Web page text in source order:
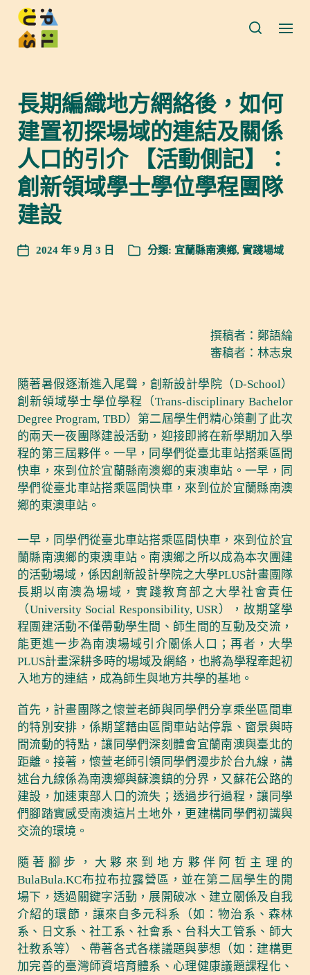
長期編織地方網絡後，如何
建置初探場域的連結及關係
人口的引介 【活動側記】：
創新領域學士學位學程團隊
建設
2024 年 9 月 3 日 分類: 宜蘭縣南澳鄉, 實踐場域
撰稿者：鄭語綸
審稿者：林志泉
隨著暑假逐漸進入尾聲，創新設計學院（D-School）
創新領域學士學位學程（Trans-disciplinary Bachelor
Degree Program, TBD）第二屆學生們精心策劃了此次
的兩天一夜團隊建設活動，迎接即將在新學期加入學
程的第三屆夥伴。一早，同學們從臺北車站搭乘區間
快車，來到位於宜蘭縣南澳鄉的東澳車站。一早，同
學們從臺北車站搭乘區間快車，來到位於宜蘭縣南澳
鄉的東澳車站。
一早，同學們從臺北車站搭乘區間快車，來到位於宜
蘭縣南澳鄉的東澳車站。南澳鄉之所以成為本次團建
的活動場域，係因創新設計學院之大學PLUS計畫團隊
長期以南澳為場域，實踐教育部之大學社會責任
（University Social Responsibility, USR），故期望學
程團建活動不僅帶動學生間、師生間的互動及交流，
能更進一步為南澳場域引介關係人口；再者，大學
PLUS計畫深耕多時的場域及網絡，也將為學程牽起初
入地方的連結，成為師生與地方共學的基地。
首先，計畫團隊之懷萱老師與同學們分享乘坐區間車
的特別安排，係期望藉由區間車站站停靠、窗景與時
間流動的特點，讓同學們深刻體會宜蘭南澳與臺北的
距離。接著，懷萱老師引領同學們漫步於台九線，講
述台九線係為南澳鄉與蘇澳鎮的分界，又蘇花公路的
建設，加速東部人口的流失；透過步行過程，讓同學
們腳踏實感受南澳這片土地外，更建構同學們初識與
交流的環境。
隨著腳步，大夥來到地方夥伴阿哲主理的
BulaBula.KC布拉布拉露營區，並在第二屆學生的開
場下，透過關鍵字活動，展開破冰、建立關係及自我
介紹的環節，讓來自多元科系（如：物治系、森林
系、日文系、社工系、社會系、台科大工管系、師大
社教系等）、帶著各式各樣議題與夢想（如：建構更
加完善的臺灣師資培育體系、心理健康議題課程化、